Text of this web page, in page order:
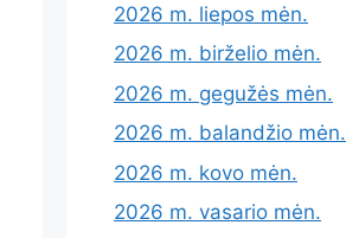
2026 m. liepos mėn.
2026 m. birželio mėn.
2026 m. gegužės mėn.
2026 m. balandžio mėn.
2026 m. kovo mėn.
2026 m. vasario mėn.